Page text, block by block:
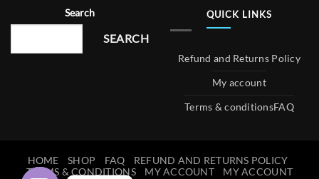
Search
SEARCH
QUICK LINKS
Refund and Returns Policy
My account
Terms & conditionsFAQ
HOME SHOP FAQ
REFUND AND RETURNS POLICY
TERMS & CONDITIONS
MY ACCOUNT
MY ACCOUNT